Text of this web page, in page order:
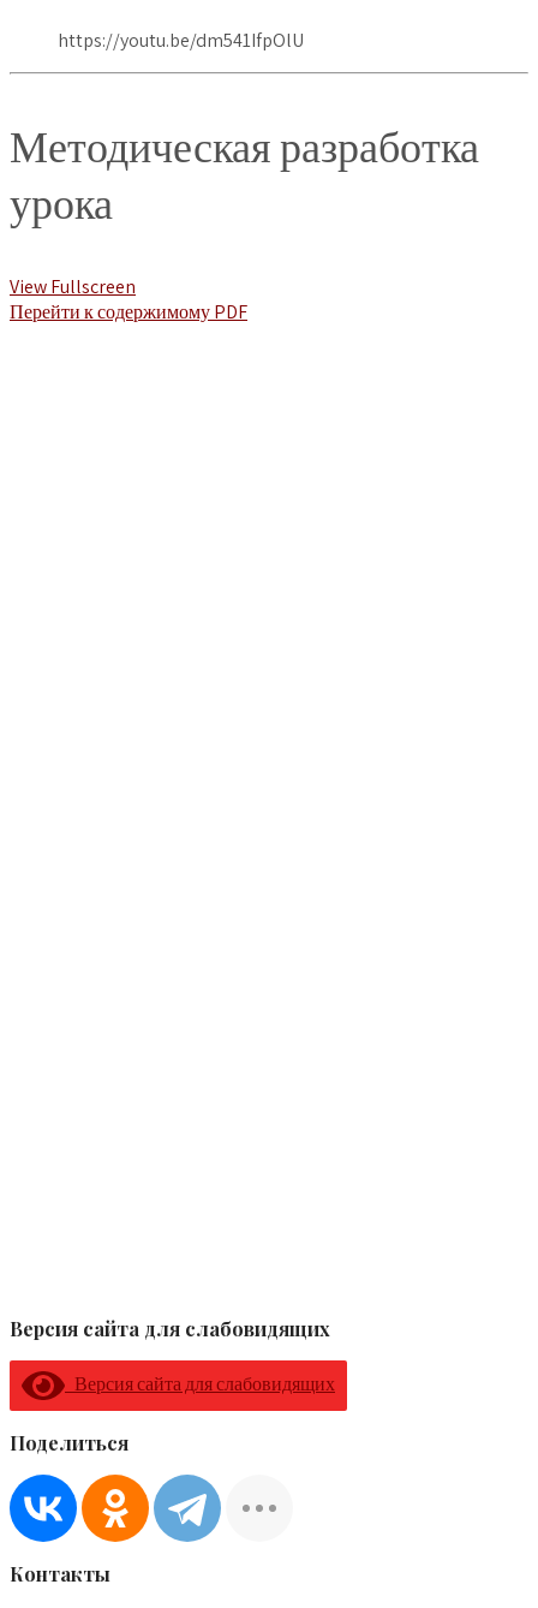
https://youtu.be/dm541IfpOlU
Методическая разработка
урока
View Fullscreen
Перейти к содержимому PDF
Версия сайта для слабовидящих
Версия сайта для слабовидящих
Поделиться
Контакты